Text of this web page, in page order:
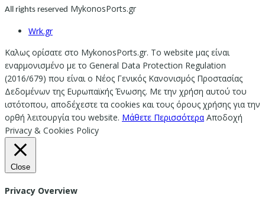
All rights reserved MykonosPorts.gr
Wrk.gr
Καλως ορίσατε στο MykonosPorts.gr. Το website μας είναι
εναρμονισμένο με το General Data Protection Regulation
(2016/679) που είναι ο Νέος Γενικός Κανονισμός Προστασίας
Δεδομένων της Ευρωπαϊκής Ένωσης. Με την χρήση αυτού του
ιστότοπου, αποδέχεστε τα cookies και τους όρους χρήσης για την
ορθή λειτουργία του website. Μάθετε Περισσότερα Αποδοχή
Privacy & Cookies Policy
Close
Privacy Overview